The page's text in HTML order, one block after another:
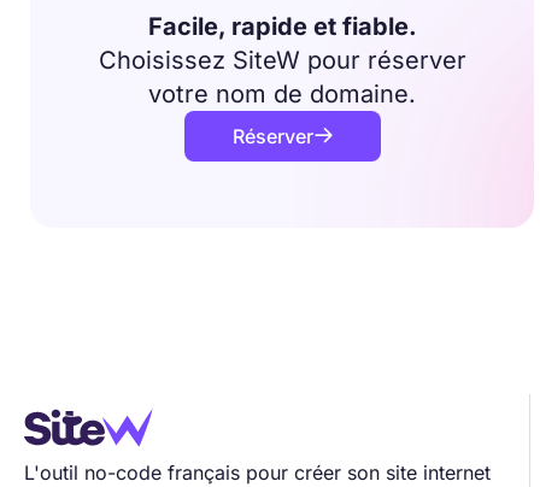
Facile, rapide et fiable.
Choisissez SiteW pour réserver
votre nom de domaine.

Réserver
L'outil no-code français pour créer son site internet